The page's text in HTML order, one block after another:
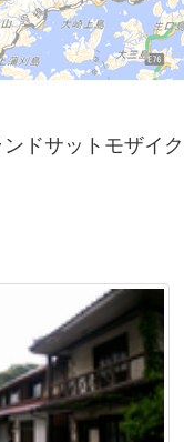
ドサットモザイ